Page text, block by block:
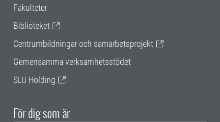
Fakulteter
Biblioteket
Centrumbildningar och samarbetsprojekt
Gemensamma verksamhetsstödet
SLU Holding
För dig som är